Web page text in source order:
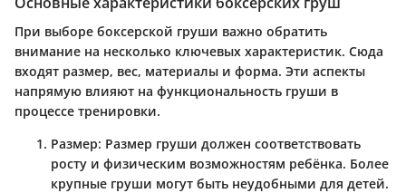
При выборе боксерской груши важно обратить
внимание на несколько ключевых характеристик. Сюда
входят размер, вес, материалы и форма. Эти аспекты
напрямую влияют на функциональность груши в
процессе тренировки.
Размер: Размер груши должен соответствовать
росту и физическим возможностям ребёнка. Более
крупные груши могут быть неудобными для детей.